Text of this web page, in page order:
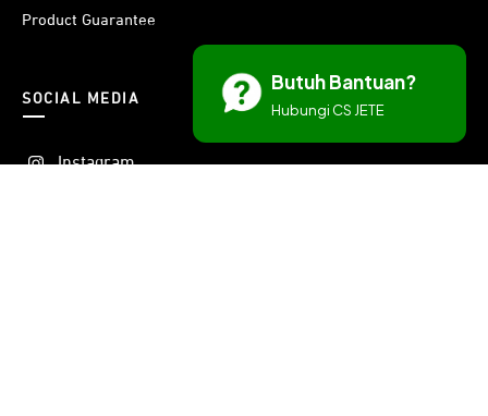
Product Guarantee
SOCIAL MEDIA
Instagram
Butuh Bantuan?
Hubungi CS JETE